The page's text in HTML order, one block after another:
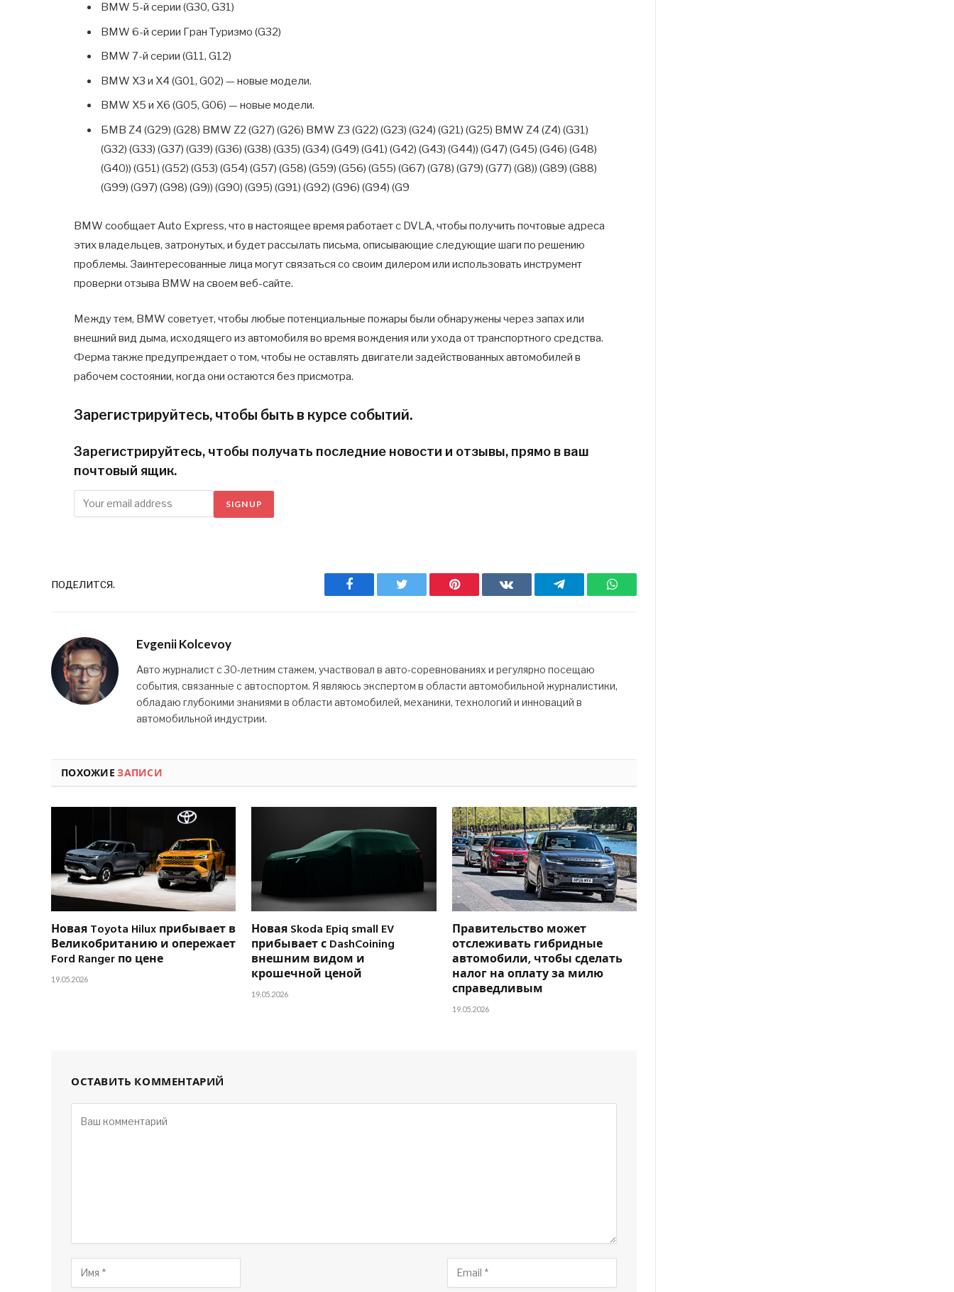
BMW 5-й серии (G30, G31)
BMW 6-й серии Гран Туризмо (G32)
BMW 7-й серии (G11, G12)
BMW X3 и X4 (G01, G02) — новые модели.
BMW X5 и X6 (G05, G06) — новые модели.
БМВ Z4 (G29) (G28) BMW Z2 (G27) (G26) BMW Z3 (G22) (G23) (G24) (G21) (G25) BMW Z4 (Z4) (G31)
(G32) (G33) (G37) (G39) (G36) (G38) (G35) (G34) (G49) (G41) (G42) (G43) (G44)) (G47) (G45) (G46) (G48)
(G40)) (G51) (G52) (G53) (G54) (G57) (G58) (G59) (G56) (G55) (G67) (G78) (G79) (G77) (G8)) (G89) (G88)
(G99) (G97) (G98) (G9)) (G90) (G95) (G91) (G92) (G96) (G94) (G9
BMW сообщает Auto Express, что в настоящее время работает с DVLA, чтобы получить почтовые адреса
этих владельцев, затронутых, и будет рассылать письма, описывающие следующие шаги по решению
проблемы. Заинтересованные лица могут связаться со своим дилером или использовать инструмент
проверки отзыва BMW на своем веб-сайте.
Между тем, BMW советует, чтобы любые потенциальные пожары были обнаружены через запах или
внешний вид дыма, исходящего из автомобиля во время вождения или ухода от транспортного средства.
Ферма также предупреждает о том, чтобы не оставлять двигатели задействованных автомобилей в
рабочем состоянии, когда они остаются без присмотра.
Зарегистрируйтесь, чтобы быть в курсе событий.
Зарегистрируйтесь, чтобы получать последние новости и отзывы, прямо в ваш
почтовый ящик.
SIGN UP
ПОДЕЛИТСЯ. Facebook Twitter Pinterest ВКонтактеTelegram WhatsApp
Evgenii Kolcevoy
Авто журналист с 30-летним стажем, участвовал в авто-соревнованиях и регулярно посещаю
события, связанные с автоспортом. Я являюсь экспертом в области автомобильной журналистики,
обладаю глубокими знаниями в области автомобилей, механики, технологий и инноваций в
автомобильной индустрии.
ПОХОЖИЕЗАПИСИ
Новая Toyota Hilux прибывает в
Великобританию и опережает
Ford Ranger по цене
19.05.2026
Новая Skoda Epiq small EV
прибывает с DashCoining
внешним видом и
крошечной ценой
19.05.2026
Правительство может
отслеживать гибридные
автомобили, чтобы сделать
налог на оплату за милю
справедливым
19.05.2026
ОСТАВИТЬ КОММЕНТАРИЙ